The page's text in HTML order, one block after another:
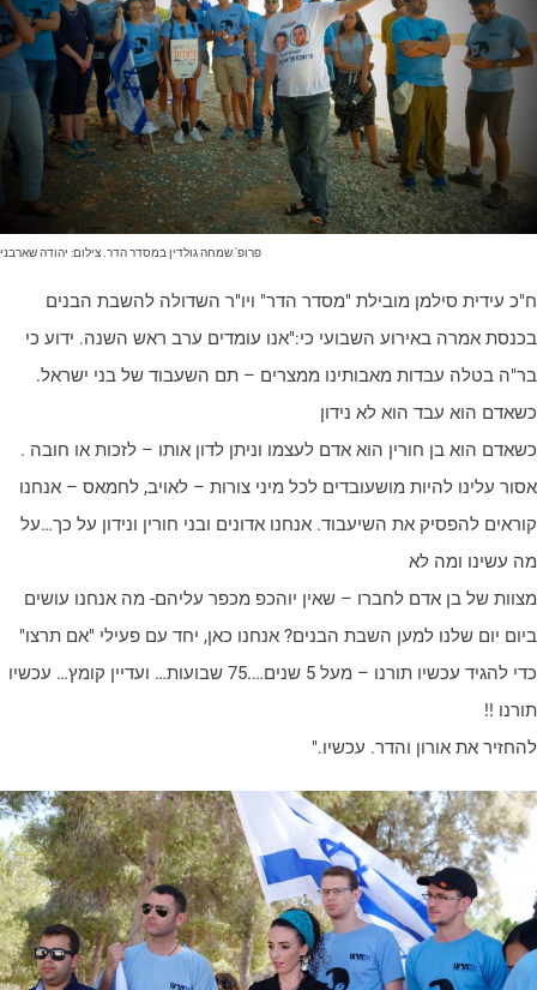
פרופ' שמחה גולדין במסדר הדר. צילום: יהודה שארבני
עידית סילמן מובילת "מסדר הדר" ויו"ר השדולה להשבת הבנים
אמרה באירוע השבועי כי:"אנו עומדים ערב ראש השנה. ידוע כי
בטלה עבדות מאבותינו ממצרים – תם השעבוד של בני ישראל.
הוא עבד הוא לא נידון
הוא בן חורין הוא אדם לעצמו וניתן לדון אותו – לזכות או חובה .
עלינו להיות מושעובדים לכל מיני צורות – לאויב, לחמאס – אנחנו
להפסיק את השיעבוד. אנחנו אדונים ובני חורין ונידון על כך…על
עשינו ומה לא
של בן אדם לחברו – שאין יוהכפ מכפר עליהם- מה אנחנו עושים
יום שלנו למען השבת הבנים? אנחנו כאן, יחד עם פעילי "אם תרצו"
כדי להגיד עכשיו תורנו – מעל 5 שנים….75 שבועות… ועדיין קומץ… עכשיו
!!
את אורון והדר. עכשיו."